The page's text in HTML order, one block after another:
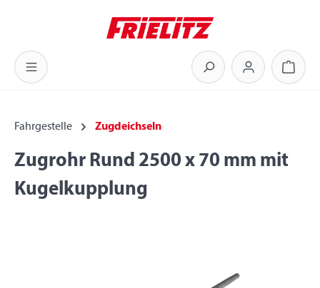
Zum Hauptinhalt springen
Fahrgestelle Zugdeichseln
Zugrohr Rund 2500 x 70 mm mit
Kugelkupplung